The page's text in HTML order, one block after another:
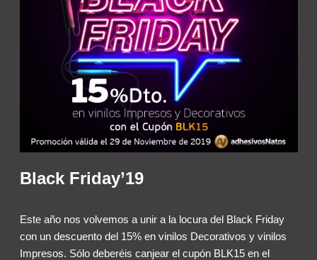
Black Friday’19
Este año nos volvemos a unir a la locura del Black Friday
con un descuento del 15% en vinilos Decorativos y vinilos
Impresos. Sólo deberéis canjear el cupón BLK15 en el